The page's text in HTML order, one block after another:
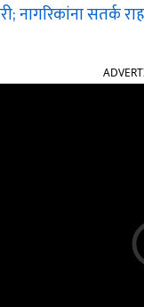
नागरिकांना सतर्क